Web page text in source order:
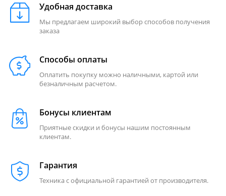
Удобная доставка
Мы предлагаем широкий выбор способов получения
заказа
Способы оплаты
Оплатить покупку можно наличными, картой или
безналичным расчетом.
Бонусы клиентам
Приятные скидки и бонусы нашим постоянным
клиентам.
Гарантия
Техника с официальной гарантией от производителя.